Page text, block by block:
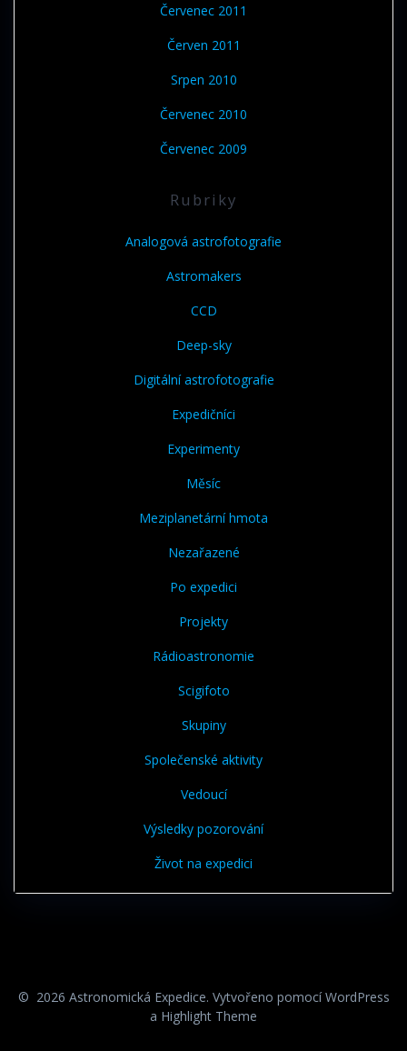
Červenec 2011
Červen 2011
Srpen 2010
Červenec 2010
Červenec 2009
Rubriky
Analogová astrofotografie
Astromakers
CCD
Deep-sky
Digitální astrofotografie
Expedičníci
Experimenty
Měsíc
Meziplanetární hmota
Nezařazené
Po expedici
Projekty
Rádioastronomie
Scigifoto
Skupiny
Společenské aktivity
Vedoucí
Výsledky pozorování
Život na expedici
© 2026 Astronomická Expedice. Vytvořeno pomocí WordPress
a Highlight Theme